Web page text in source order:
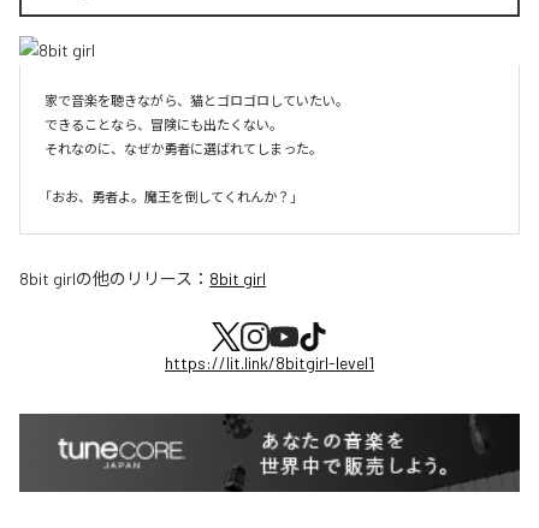
家で音楽を聴きながら、猫とゴロゴロしていたい。
できることなら、冒険にも出たくない。
それなのに、なぜか勇者に選ばれてしまった。
8bit girlの他のリリース： 8bit girl
https://lit.link/8bitgirl-level1